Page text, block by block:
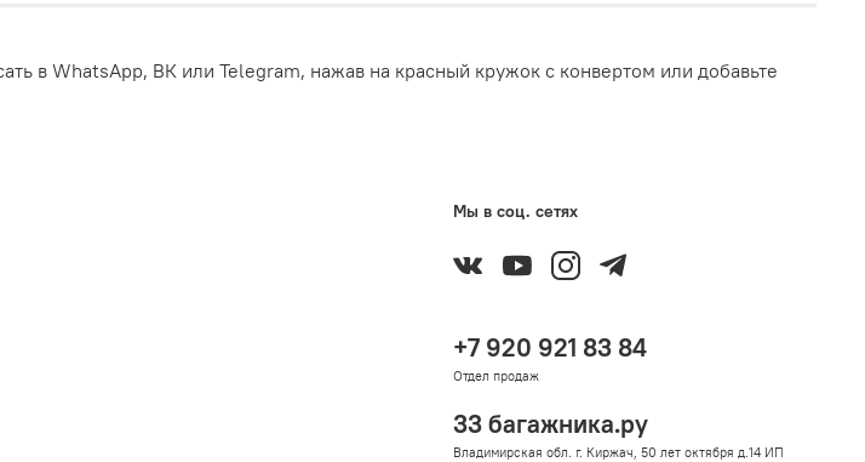
в WhatsApp, ВК или Telegram, нажав на красный кружок с конвертом или добавьте
Мы в соц. сетях
+7 920 921 83 84
Отдел продаж
33 багажника.ру
Владимирская обл. г. Киржач, 50 лет октября д.14 ИП